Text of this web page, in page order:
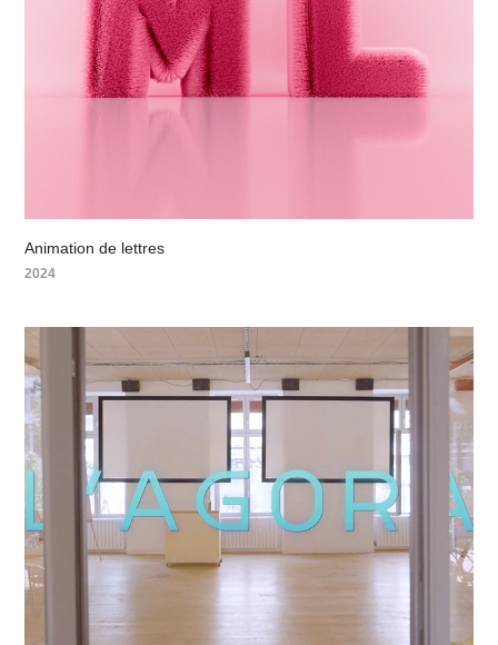
Animation de lettres
2024